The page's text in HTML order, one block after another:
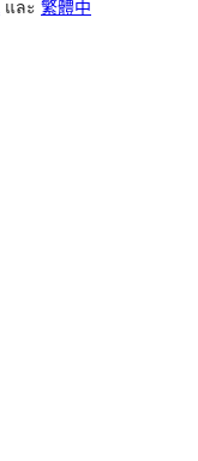
และ 繁體中